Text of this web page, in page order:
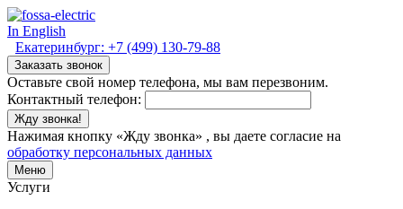
In English
Екатеринбург: +7 (499) 130-79-88
Заказать звонок
Оставьте свой номер телефона, мы вам перезвоним.
Контактный телефон:
Жду звонка!
Нажимая кнопку «Жду звонка» , вы даете согласие на
обработку персональных данных
Меню
Услуги